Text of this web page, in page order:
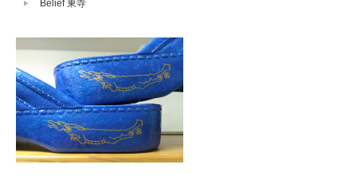
Belief 東寺